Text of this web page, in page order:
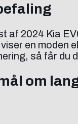
af 2024 Kia
en moden
så får du
om